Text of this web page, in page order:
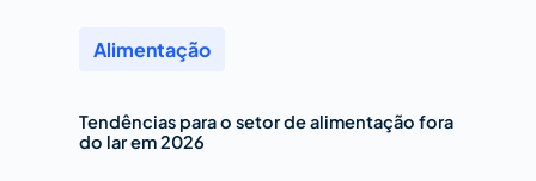
Alimentação
Tendências para o setor de alimentação fora
do lar em 2026